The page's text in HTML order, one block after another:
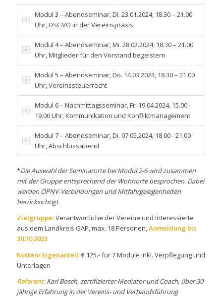
Modul 3 – Abendseminar, Di. 23.01.2024, 18.30 – 21.00
Uhr, DSGVO in der Vereinspraxis
Modul 4 – Abendseminar, Mi. 28.02.2024, 18.30 – 21.00
Uhr, Mitglieder für den Vorstand begeistern
Modul 5 – Abendseminar, Do. 14.03.2024, 18.30 – 21.00
Uhr, Vereinssteuerrecht
Modul 6 – Nachmittagsseminar, Fr. 19.04.2024, 15.00 -
19.00 Uhr, Kommunikation und Konfliktmanagement
Modul 7 – Abendseminar, Di. 07.05.2024, 18.00 - 21.00
Uhr, Abschlussabend
*Die Auswahl der Seminarorte bei Modul 2-6 wird zusammen
mit der Gruppe entsprechend der Wohnorte besprochen. Dabei
werden ÖPNV-Verbindungen und Mitfahrgelegenheiten
berücksichtigt.
Zielgruppe:Verantwortliche der Vereine und Interessierte
aus dem Landkreis GAP, max. 18 Personen,Anmeldung bis
30.10.2023
Kosten/ Eigenanteil: € 125.- für 7 Module inkl. Verpflegung und
Unterlagen
Referent:Karl Bosch, zertifizierter Mediator und Coach, über 30-
jährige Erfahrung in der Vereins- und Verbandsführung